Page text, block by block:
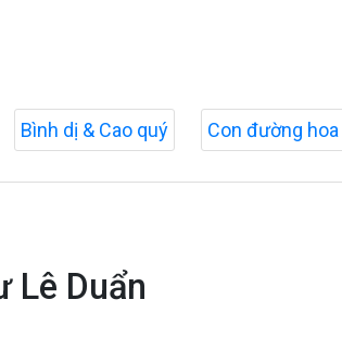
Bình dị & Cao quý Con đường hoa
Lê Duẩn